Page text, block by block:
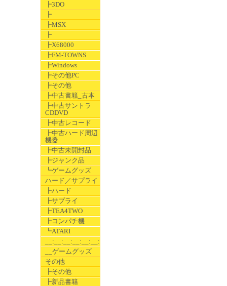
┣3DO
┣
┣MSX
┣
┣X68000
┣FM-TOWNS
┣Windows
┣その他PC
┣その他
┣中古書籍_古本
┣中古サントラ
CDDVD
┣中古レコード
┣中古ハード周辺
機器
┣中古未開封品
┣ジャンク品
┗ゲームグッズ
ハード／サプライ
┣ハード
┣サプライ
┣TEA4TWO
┣コンパチ機
┗ATARI
__:__:__:__:__:__:__
__ゲームグッズ
その他
┣その他
┣新品書籍